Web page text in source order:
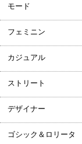
モード
フェミニン
カジュアル
ストリート
デザイナー
ゴシック＆ロリータ